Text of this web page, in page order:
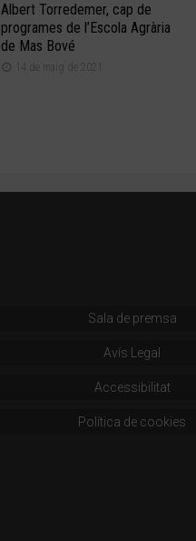
Albert Torredemer, cap de
programes de l’Escola Agrària
de Mas Bové
14 de maig de 2021
Sala de premsa
Avís Legal
Accessibilitat
Política de cookies